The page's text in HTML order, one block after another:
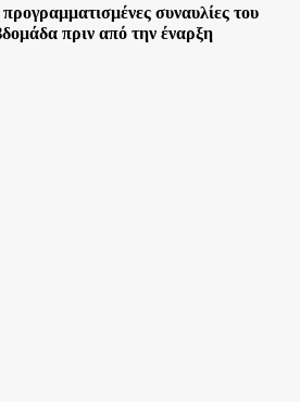
συναυλίες του
πριν από την έναρξη